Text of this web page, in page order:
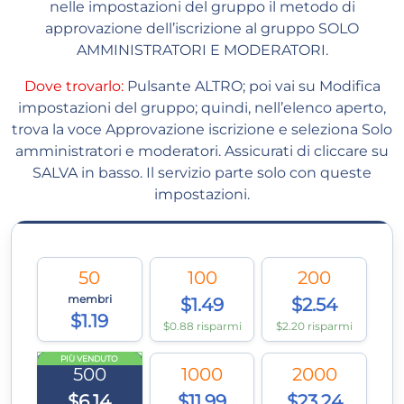
nelle impostazioni del gruppo il metodo di
approvazione dell’iscrizione al gruppo SOLO
AMMINISTRATORI E MODERATORI.
Dove trovarlo: Pulsante ALTRO; poi vai su Modifica
impostazioni del gruppo; quindi, nell’elenco aperto,
trova la voce Approvazione iscrizione e seleziona Solo
amministratori e moderatori. Assicurati di cliccare su
SALVA in basso. Il servizio parte solo con queste
impostazioni.
50
membri
$1.19
100
$1.49
$0.88 risparmi
200
$2.54
$2.20 risparmi
PIÙ VENDUTO
500
1000
2000